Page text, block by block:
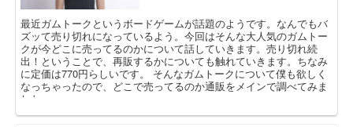
最近ガムトークというボードゲームが話題のようです。なんでもバ
ズッて売り切れになっているよう。今回はそんな大人気のガムトー
クが今どこに売ってるのかについて話していきます。売り切れ続
出！ということで、再販するかについても触れていきます。ちなみ
に定価は770円らしいです。 そんなガムトークについて僕も欲しく
なっちゃったので、どこで売ってるのか通販をメインで調べてみま
した。